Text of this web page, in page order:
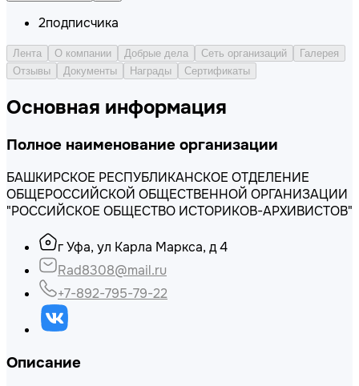
2подписчика
Лента О компании Добрые дела Сеть организаций
Галерея
Отзывы
Документы Награды Сертификаты
Основная информация
Полное наименование организации
БАШКИРСКОЕ РЕСПУБЛИКАНСКОЕ ОТДЕЛЕНИЕ
ОБЩЕРОССИЙСКОЙ ОБЩЕСТВЕННОЙ ОРГАНИЗАЦИИ
"РОССИЙСКОЕ ОБЩЕСТВО ИСТОРИКОВ-АРХИВИСТОВ"
г Уфа, ул Карла Маркса, д 4
Rad8308@mail.ru
+7-892-795-79-22
Описание